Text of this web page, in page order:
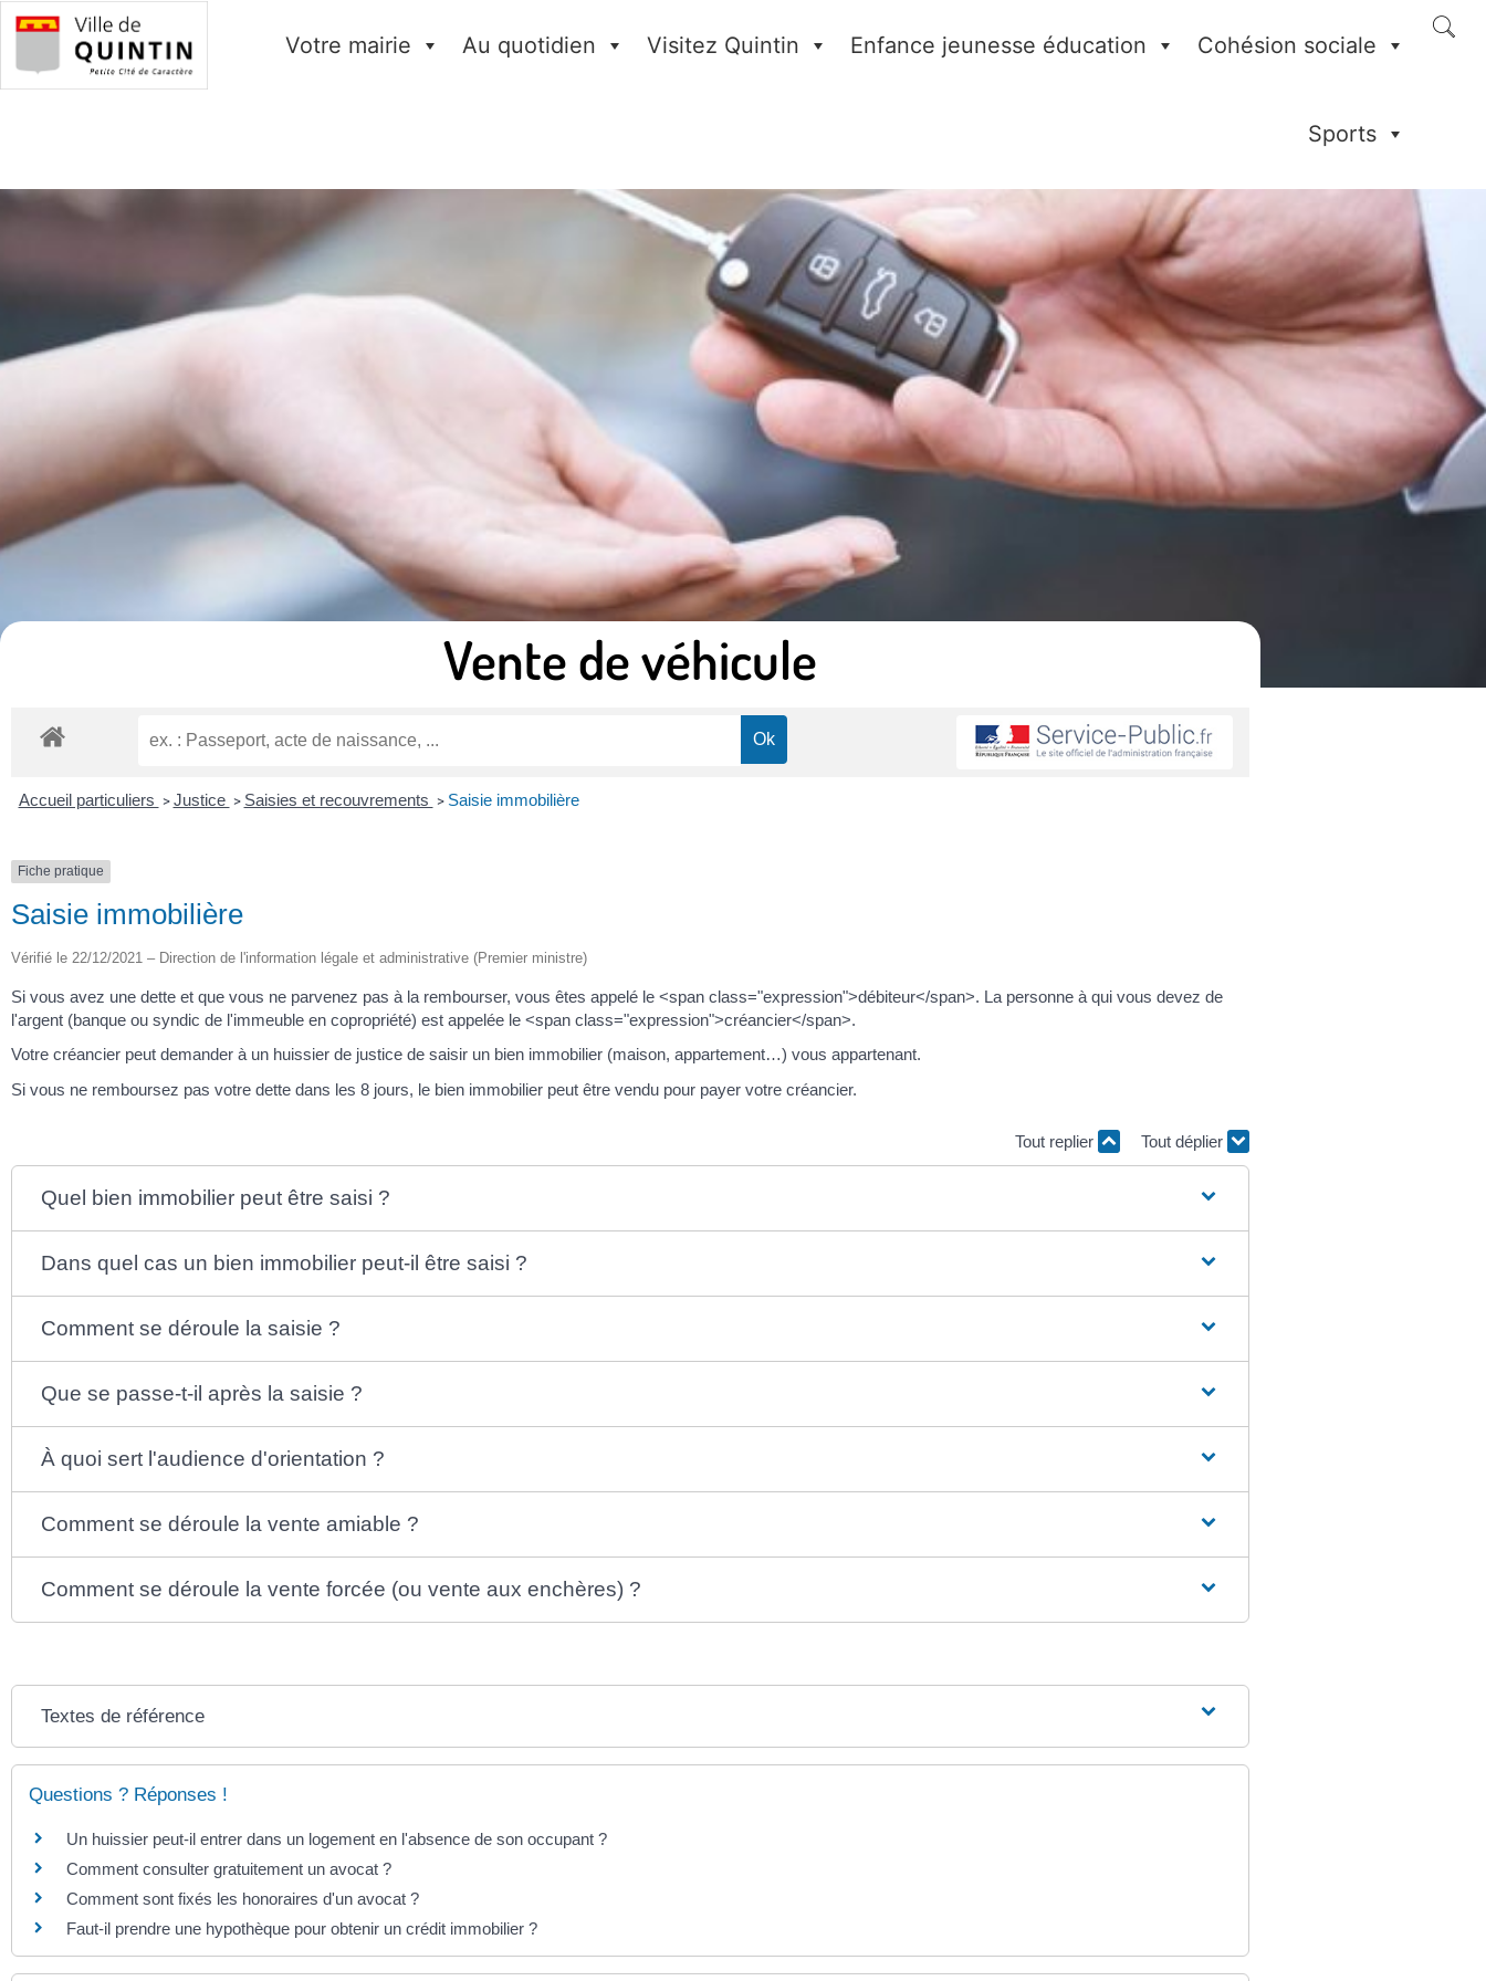
Votre mairie Au quotidien Visitez Quintin Enfance jeunesse éducation Cohésion sociale
Sports
Vente de véhicule
Accueil particuliers > Justice > Saisies et recouvrements > Saisie immobilière
Fiche pratique
Saisie immobilière
Vérifié le 22/12/2021 – Direction de l'information légale et administrative (Premier ministre)
Si vous avez une dette et que vous ne parvenez pas à la rembourser, vous êtes appelé le <span class="expression">débiteur</span>. La personne à qui vous devez de
l'argent (banque ou syndic de l'immeuble en copropriété) est appelée le <span class="expression">créancier</span>.
Votre créancier peut demander à un huissier de justice de saisir un bien immobilier (maison, appartement…) vous appartenant.
Si vous ne remboursez pas votre dette dans les 8 jours, le bien immobilier peut être vendu pour payer votre créancier.
Tout replier Tout déplier
Quel bien immobilier peut être saisi ?
Dans quel cas un bien immobilier peut-il être saisi ?
Comment se déroule la saisie ?
Que se passe-t-il après la saisie ?
À quoi sert l'audience d'orientation ?
Comment se déroule la vente amiable ?
Comment se déroule la vente forcée (ou vente aux enchères) ?
Textes de référence
Questions ? Réponses !
Un huissier peut-il entrer dans un logement en l'absence de son occupant ?
Comment consulter gratuitement un avocat ?
Comment sont fixés les honoraires d'un avocat ?
Faut-il prendre une hypothèque pour obtenir un crédit immobilier ?